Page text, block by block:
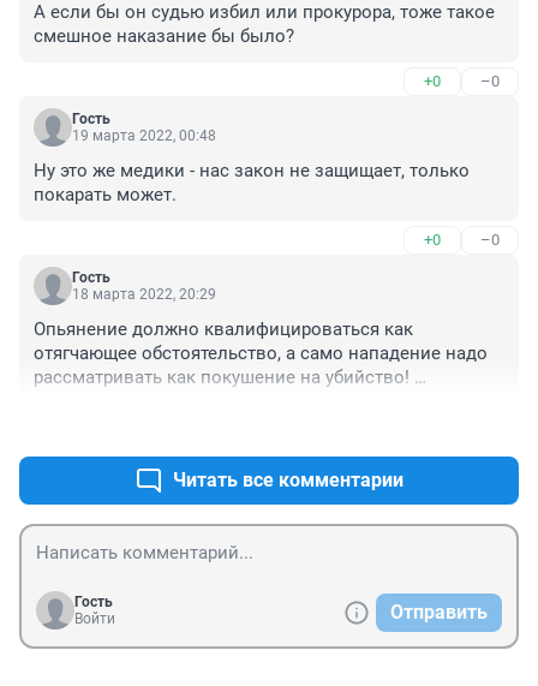
А если бы он судью избил или прокурора, тоже такое
смешное наказание бы было?
+0 –0
Гость
19 марта 2022, 00:48
Ну это же медики - нас закон не защищает, только
покарать может.
+0 –0
Гость
18 марта 2022, 20:29
Опьянение должно квалифицироваться как
отягчающее обстоятельство, а само нападение надо
рассматривать как покушение на убийство!
Читать все комментарии
Гость
Войти
Отправить